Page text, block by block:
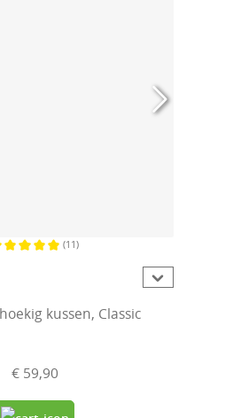
(11)
kussen, Classic
€ 59,90